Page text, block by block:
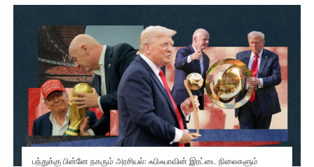
பந்துக்கு பின்னே நகரும் அரசியல்: ஃபிஃபாவின் இரட்டை நிலைகளும்